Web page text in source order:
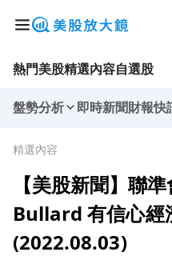
熱門美股精選內容自選股
盤勢分析 即時新聞財報快
精選內容
【美股新聞】聯
Bullard 有信心經
(2022.08.03)